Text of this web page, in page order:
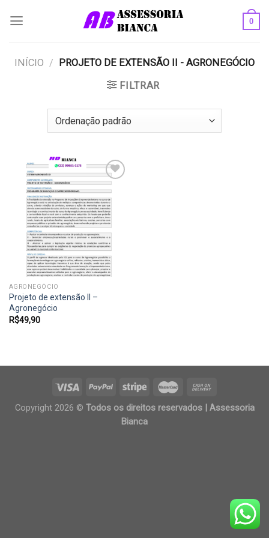
0
INÍCIO / PROJETO DE EXTENSÃO II - AGRONEGÓCIO
FILTRAR
Add to
wishlist
AGRONEGÓCIO
Projeto de extensão II –
Agronegócio
R$49,90
Copyright 2026 © Todos os direitos reservados | Assessoria
Bianca